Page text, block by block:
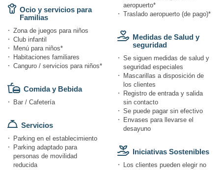
Ocio y servicios para
Familias
Zona de juegos para niños
Club infantil
Menú para niños*
Habitaciones familiares
Canguro / servicios para niños*
Comida y Bebida
Bar / Cafetería
Servicios
Parking en el establecimiento
Parking adaptado para
personas de movilidad
reducida
aeropuerto*
Traslado aeropuerto (de pago)*
Medidas de Salud y
seguridad
Se siguen medidas de salud y
seguridad especiales
Mascarillas a disposición de
los clientes
Registro de entrada y salida
sin contacto
Se puede pagar sin efectivo
Envases para llevarse el
desayuno
Iniciativas Sostenibles
Los clientes pueden elegir no